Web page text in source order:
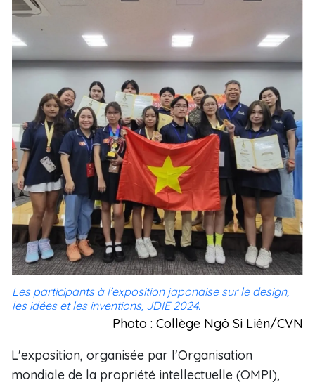
Les participants à l'exposition japonaise sur le design,
les idées et les inventions, JDIE 2024.
Photo : Collège Ngô Si Liên/CVN
L'exposition, organisée par l'Organisation
mondiale de la propriété intellectuelle (OMPI),